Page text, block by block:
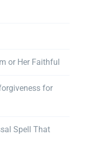
or Her Faithful
for
Spell That